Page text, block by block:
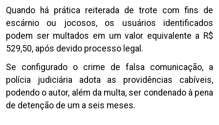
Quando há prática reiterada de trote com fins de
escárnio ou jocosos, os usuários identificados
podem ser multados em um valor equivalente a R$
529,50, após devido processo legal.
Se configurado o crime de falsa comunicação, a
polícia judiciária adota as providências cabíveis,
podendo o autor, além da multa, ser condenado à pena
de detenção de um a seis meses.